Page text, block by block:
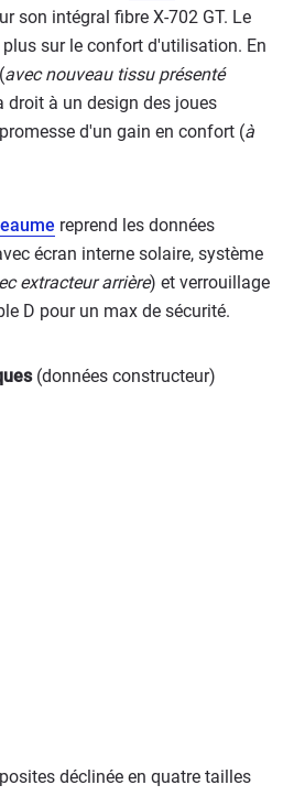
son intégral fibre X-702 GT. Le
sur le confort d'utilisation. En
avec nouveau tissu présenté
droit à un design des joues
d'un gain en confort (à
reprend les données
écran interne solaire, système
extracteur arrière) et verrouillage
D pour un max de sécurité.
(données constructeur)
déclinée en quatre tailles